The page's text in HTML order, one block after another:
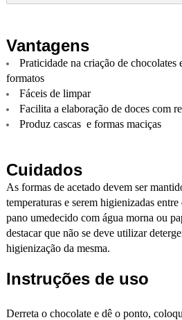
Vantagens
Praticidade na criação de chocolates
formatos
Fáceis de limpar
Facilita a elaboração de doces com
Produz cascas e formas maciças
Cuidados
As formas de acetado devem ser
temperaturas e serem higienizadas
pano umedecido com água morna ou
destacar que não se deve utilizar
higienização da mesma.
Instruções de uso
Derreta o chocolate e dê o ponto,